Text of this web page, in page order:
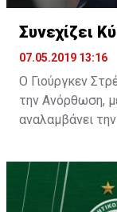
Συνεχίζει
07.05.2019 13:16
Ο Γιούργκεν
την Ανόρθωση,
αναλαμβάνει
προπονητή να
ομάδα...